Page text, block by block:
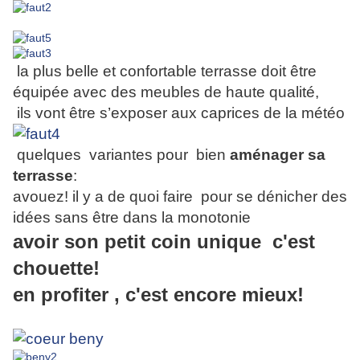
la plus belle et confortable terrasse doit être
équipéе avec des meubles de haute qualité,
ils vont être s’exposer aux caprices de la météo
quelques variantes pour bien aménager sa
terrasse:
avouez! il y a de quoi faire pour se dénicher des
idées sans être dans la monotonie
avoir son petit coin unique c'est
chouette!
en profiter , c'est encore mieux!